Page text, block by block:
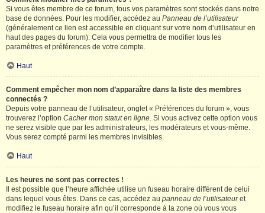
Si vous êtes membre de ce forum, tous vos paramètres sont stockés dans notre
base de données. Pour les modifier, accédez au Panneau de l’utilisateur
(généralement ce lien est accessible en cliquant sur votre nom d’utilisateur en
haut des pages du forum). Cela vous permettra de modifier tous les
paramètres et préférences de votre compte.
Haut
Comment empêcher mon nom d’apparaître dans la liste des membres
connectés ?
Depuis votre panneau de l’utilisateur, onglet « Préférences du forum », vous
trouverez l’option Cacher mon statut en ligne. Si vous activez cette option vous
ne serez visible que par les administrateurs, les modérateurs et vous-même.
Vous serez compté parmi les membres invisibles.
Haut
Les heures ne sont pas correctes !
Il est possible que l’heure affichée utilise un fuseau horaire différent de celui
dans lequel vous êtes. Dans ce cas, accédez au panneau de l’utilisateuret
modifiez le fuseau horaire afin qu’il corresponde à la zone où vous vous